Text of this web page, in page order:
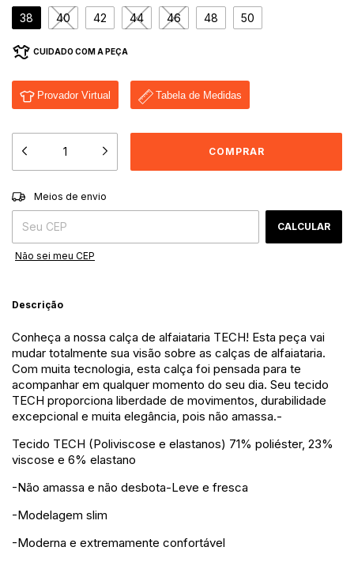
38 40 42 44 46 48 50
CUIDADO COM A PEÇA
Provador Virtual Tabela de Medidas
Entregas para o CEP:
Meios de envio
CALCULAR
Não sei meu CEP
Descrição
Conheça a nossa calça de alfaiataria TECH! Esta peça vai
mudar totalmente sua visão sobre as calças de alfaiataria.
Com muita tecnologia, esta calça foi pensada para te
acompanhar em qualquer momento do seu dia. Seu tecido
TECH proporciona liberdade de movimentos, durabilidade
excepcional e muita elegância, pois não amassa.-
Tecido TECH (Poliviscose e elastanos) 71% poliéster, 23%
viscose e 6% elastano
-Não amassa e não desbota-Leve e fresca
-Modelagem slim
-Moderna e extremamente confortável